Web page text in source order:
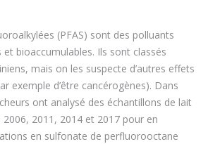
(PFAS) sont des polluants
bioaccumulables. Ils sont classés
mais on les suspecte d’autres effets
exemple d’être cancérogènes). Dans
ont analysé des échantillons de lait
2011, 2014 et 2017 pour en
en sulfonate de perfluorooctane